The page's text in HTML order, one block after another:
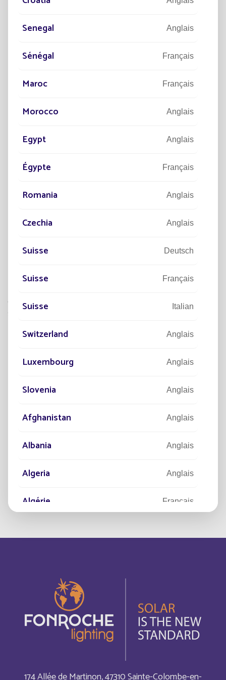
RÉALISATION D'UNE ÉTUDE
chaque projet
Cette démarche propre aux projets Fonroche Lighting est la
seule qui permette de garantir 365 nuits d'éclairage par an.
Vous souhaitez faire une étude pour votre
projet d’éclairage public solaire ?
174 Allée de Martinon, 47310 Sainte-Colombe-en-
Senegal Anglais
Sénégal Français
Maroc Français
Morocco Anglais
Egypt Anglais
Égypte Français
Romania Anglais
Czechia Anglais
Suisse Deutsch
Suisse Français
Suisse Italian
Switzerland Anglais
Luxembourg Anglais
Slovenia Anglais
Afghanistan Anglais
Albania Anglais
Algeria Anglais
Algérie Français
Angola Anglais
Français